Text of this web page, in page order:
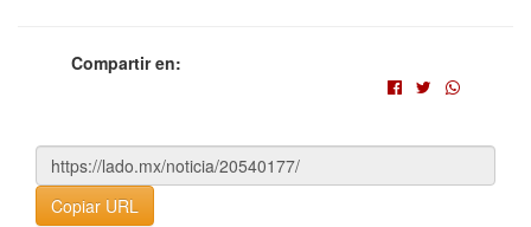
Compartir en:
Copiar URL